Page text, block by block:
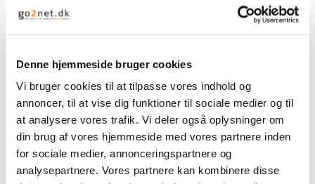
Denne hjemmeside bruger cookies
Vi bruger cookies til at tilpasse vores indhold og
annoncer, til at vise dig funktioner til sociale medier og til
at analysere vores trafik. Vi deler også oplysninger om
din brug af vores hjemmeside med vores partnere inden
for sociale medier, annonceringspartnere og
analysepartnere. Vores partnere kan kombinere disse
By Permin Scarlet -
Hvid
49,00 DKK